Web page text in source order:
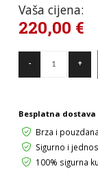
Vaša cijena:
220,00 €
-
BUŠILICA
ODVIJAČ
količina
+
Besplatna
Brza i
Sigurno i
100% sigurna